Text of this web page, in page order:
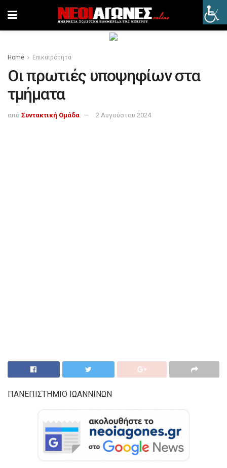
Home Επικαιρότητα
Οι πρωτιές υποψηφίων στα
τμήματα
από Συντακτική Ομάδα 2 Αυγούστου 2024
ΠΑΝΕΠΙΣΤΗΜΙΟ ΙΩΑΝΝΙΝΩΝ